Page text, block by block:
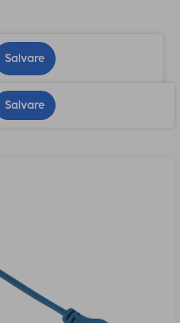
Salvare
Salvare